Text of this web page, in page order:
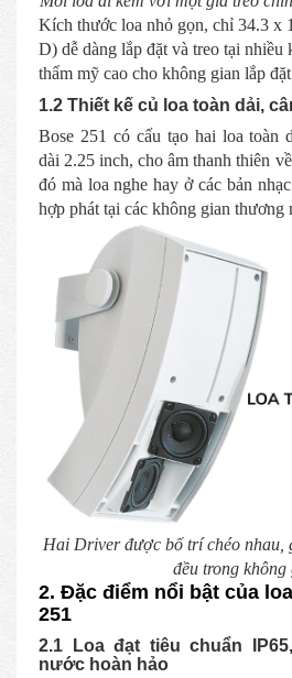
Kích thước loa nhỏ gọn, chỉ 34.3 x
D) dễ dàng lắp đặt và treo tại
thẩm mỹ cao cho không gian lắp
1.2 Thiết kế củ loa toàn dải,
Bose 251 có cấu tạo hai loa toàn
dài 2.25 inch, cho âm thanh thiên
đó mà loa nghe hay ở các bản
hợp phát tại các không gian
Hai Driver được bố trí chéo nhau,
đều trong không
2. Đặc điểm nổi bật của
251
2.1 Loa đạt tiêu chuẩn
nước hoàn hảo